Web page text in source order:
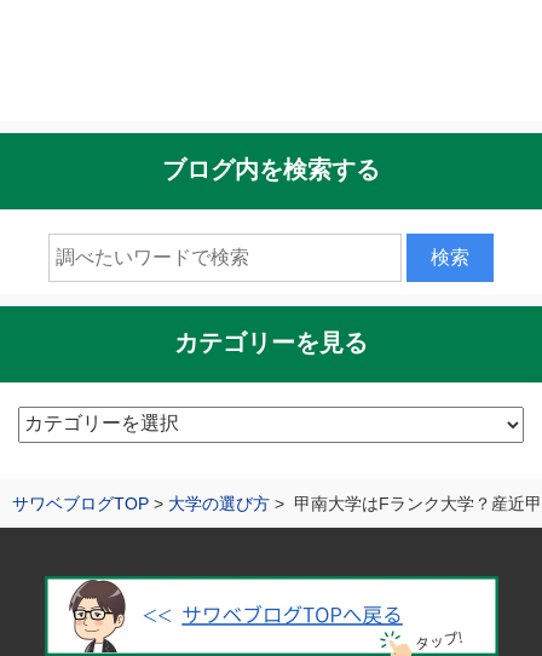
サワベブログTOP 大学の選び方 甲南大学はFランク大学？産近
ブログ内を検索する
カテゴリーを見る
カ
リ